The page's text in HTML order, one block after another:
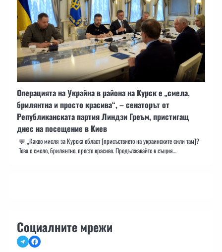
Операцията на Украйна в района на Курск е „смела,
брилянтна и просто красива“, – сенаторът от
Републиканската партия Линдзи Греъм, пристигащ
днес на посещение в Киев
💬 „Какво мисля за Курска област [присъствието на украинските сили там]?
Това е смело, брилянтно, просто красиво. Продължавайте в същия…
Социалните мрежи
TelegramFacebook